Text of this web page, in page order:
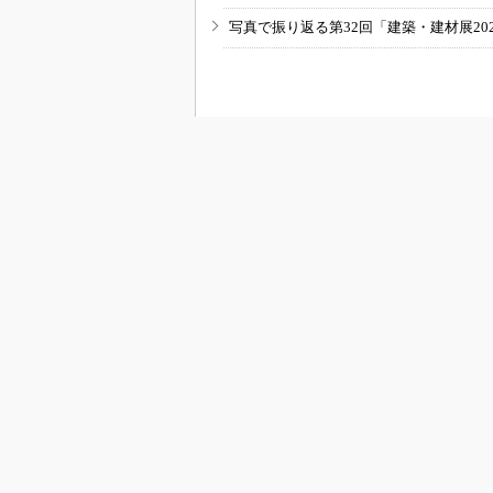
写真で振り返る第32回「建築・建材展